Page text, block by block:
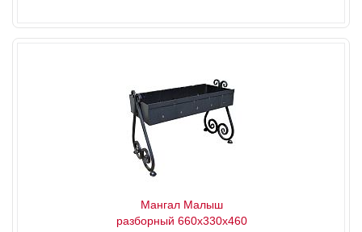
Мангал Малыш
разборный 660х330х460